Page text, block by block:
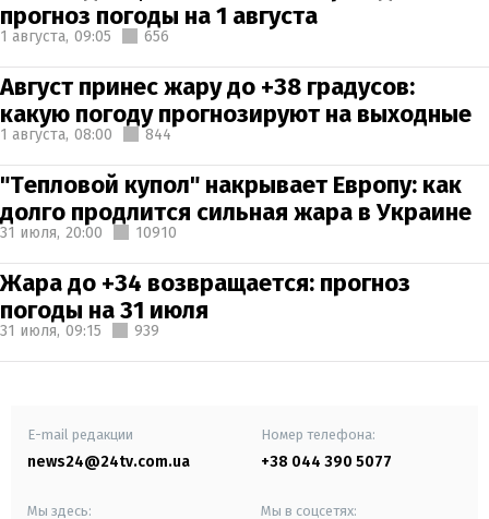
прогноз погоды на 1 августа
1 августа, 09:05 656
Август принес жару до +38 градусов:
какую погоду прогнозируют на выходные
1 августа, 08:00 844
"Тепловой купол" накрывает Европу: как
долго продлится сильная жара в Украине
31 июля, 20:00 10910
Жара до +34 возвращается: прогноз
погоды на 31 июля
31 июля, 09:15 939
E-mail редакции
news24@24tv.com.ua
Номер телефона:
+38 044 390 5077
Мы здесь: Мы в соцсетях: